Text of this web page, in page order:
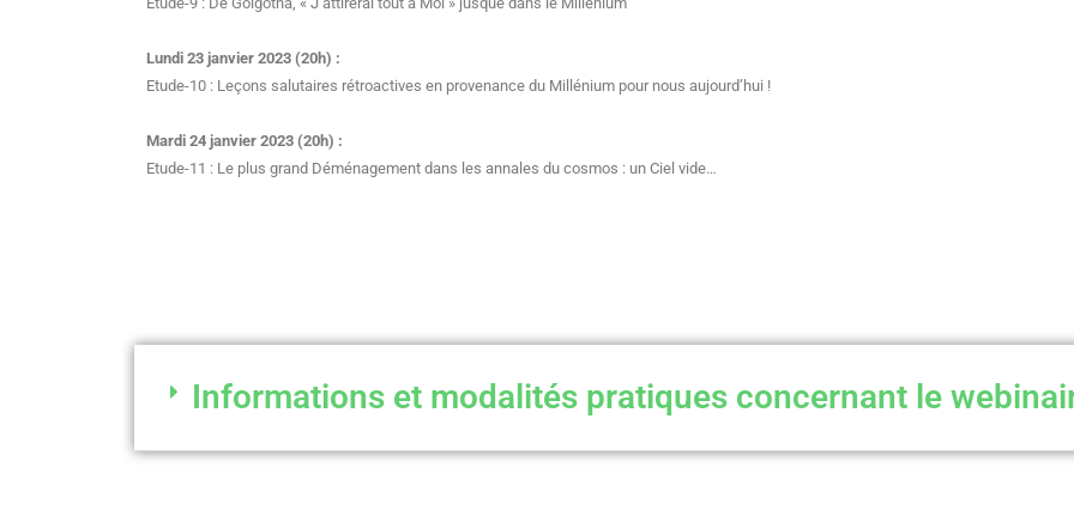
Lundi 23 janvier 2023 (20h) :
Etude-10 : Leçons salutaires rétroactives en provenance du Millénium pour nous aujourd’hui !
Mardi 24 janvier 2023 (20h) :
Etude-11 : Le plus grand Déménagement dans les annales du cosmos : un Ciel vide…
Informations et modalités pratiques concernant le